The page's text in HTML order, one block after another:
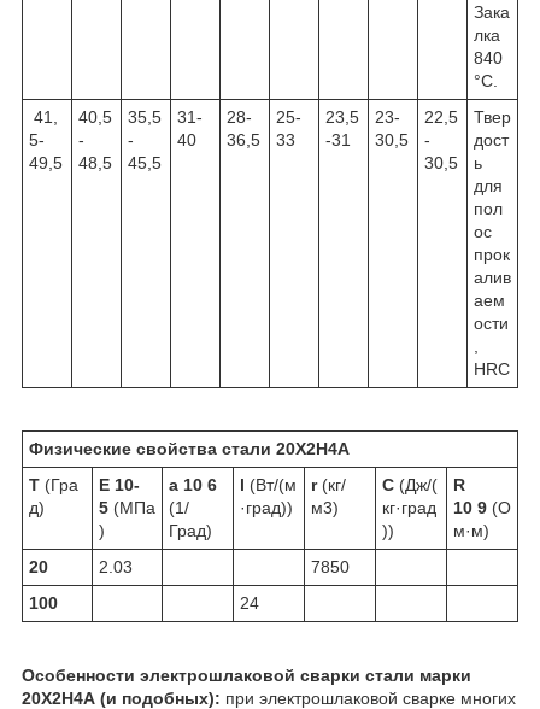
Зака
лка
840
°С.
41,
5-
49,5
40,5
-
48,5
35,5
-
45,5
31-
40
28-
36,5
25-
33
23,5
-31
23-
30,5
22,5
-
30,5
Твер
дост
ь
для
пол
ос
прок
алив
аем
ости
HRC
Физические свойства стали 20Х2Н4А
T (Гра
д)
E 10-
5 (МПа
)
a 10 6
(1/
Град)
l (Вт/(м
·град))
r(кг/
м3)
C (Дж/(
кг·град
))
R
10 9 (О
м·м)
20
2.03
7850
100
24
Особенности электрошлаковой сварки стали марки
20Х2Н4А (и подобных): при электрошлаковой сварке многих